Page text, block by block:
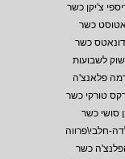
צ'יקן כשר
כשר
כשר
לשבועות
פלאנצ'ה
טורקי כשר
כשר
חלבי\פרווה
כשר